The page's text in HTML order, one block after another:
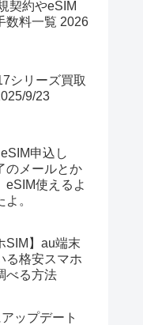
契約やeSIM
数料一覧 2026
シリーズ買取
9/23
申込し
のメールとか
eSIM使えるよ
。
SIM】au端末
る格安スマホ
べる方法
ップデート